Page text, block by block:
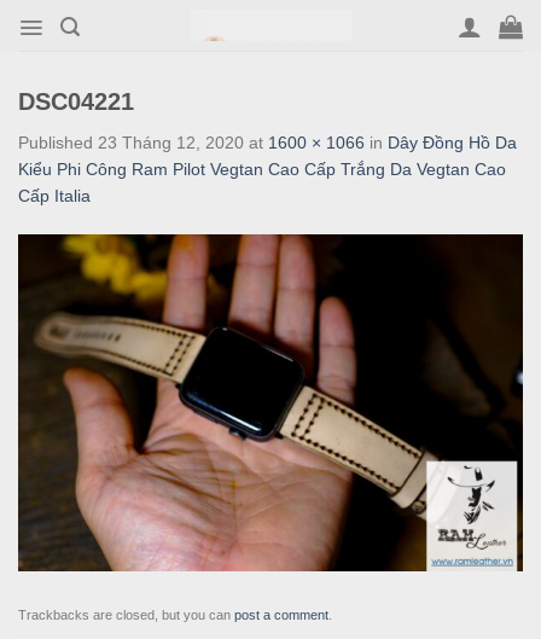
DSC04221
Published 23 Tháng 12, 2020 at 1600 × 1066 in Dây Đồng Hồ Da
Kiểu Phi Công Ram Pilot Vegtan Cao Cấp Trắng Da Vegtan Cao
Cấp Italia
Trackbacks are closed, but you can post a comment